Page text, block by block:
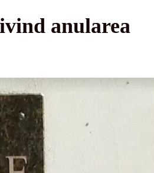
anularea